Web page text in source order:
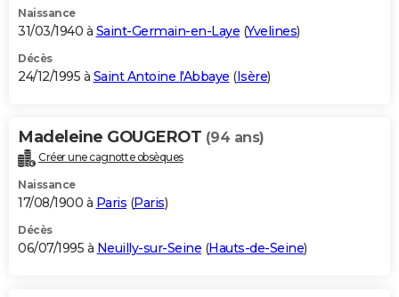
Naissance
31/03/1940 à Saint-Germain-en-Laye (Yvelines)
Décès
24/12/1995 à Saint Antoine l'Abbaye (Isère)
Madeleine GOUGEROT (94 ans)
Créer une cagnotte obsèques
Naissance
17/08/1900 à Paris (Paris)
Décès
06/07/1995 à Neuilly-sur-Seine (Hauts-de-Seine)